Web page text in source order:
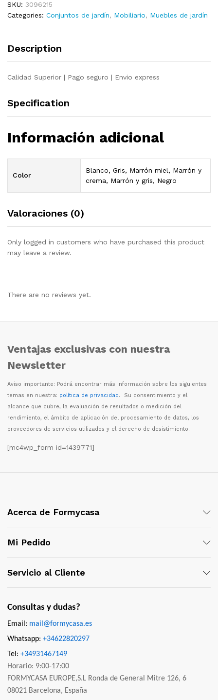
cojines
madera
pino
SKU: 3096215
Categories: Conjuntos de jardín, Mobiliario, Muebles de jardín
Description
Calidad Superior | Pago seguro | Envio express
Specification
Información adicional
Color
Blanco, Gris, Marrón miel, Marrón y
crema, Marrón y gris, Negro
Valoraciones (0)
Only logged in customers who have purchased this product
may leave a review.
There are no reviews yet.
Ventajas exclusivas con nuestra
Newsletter
Aviso importante: Podrá encontrar más información sobre los siguientes
temas en nuestra: política de privacidad. Su consentimiento y el
alcance que cubre, la evaluación de resultados o medición del
rendimiento, el ámbito de aplicación del procesamiento de datos, los
proveedores de servicios utilizados y el derecho de desistimiento.
[mc4wp_form id=1439771]
Acerca de Formycasa
Mi Pedido
Servicio al Cliente
Consultas y dudas?
Email: mail@formycasa.es
Whatsapp: +34622820297
Tel: +34931467149
Horario: 9:00-17:00
FORMYCASA EUROPE,S.L Ronda de General Mitre 126, 6
08021 Barcelona, España